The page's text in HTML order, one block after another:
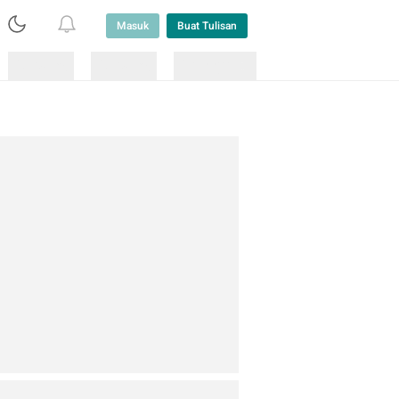
Masuk Buat Tulisan